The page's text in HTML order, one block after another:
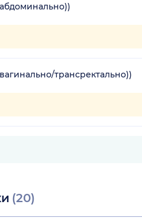
трансректально))
(20)